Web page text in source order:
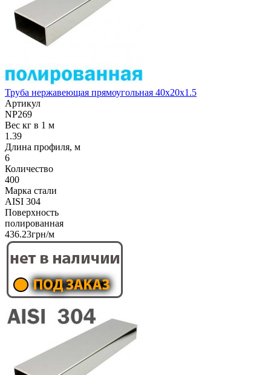
Труба нержавеющая прямоугольная 40х20х1.5
Артикул
NP269
Вес кг в 1 м
1.39
Длина профиля, м
6
Количество
400
Марка стали
AISI 304
Поверхность
полированная
436.23грн/м